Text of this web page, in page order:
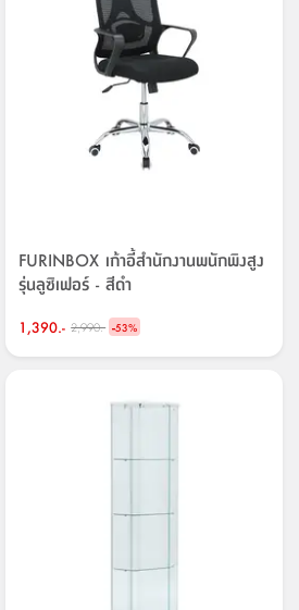
FURINBOX เก้าอี้สำนักงานพนักพิงสูง
รุ่นลูซิเฟอร์ - สีดำ
1,390.- 2,990.- -53%